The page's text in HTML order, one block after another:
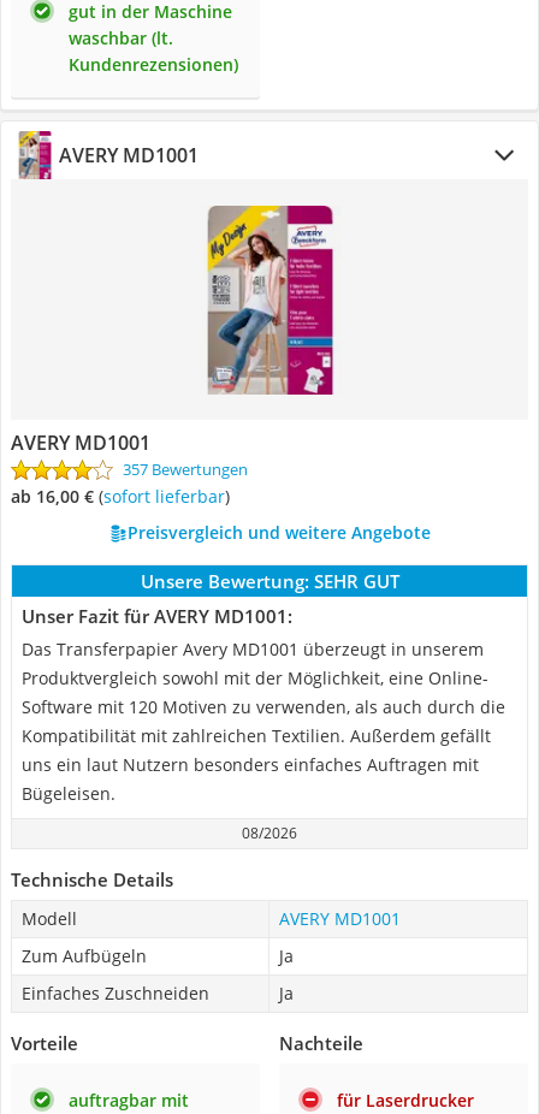
gut in der Maschine
waschbar (lt.
Kundenrezensionen)
AVERY MD1001
AVERY MD1001
357 Bewertungen
ab 16,00 € ( Sofort lieferbar)
Preisvergleich und weitere Angebote
Unsere Bewertung: SEHR GUT
Unser Fazit für AVERY MD1001:
Das Transferpapier Avery MD1001 überzeugt in unserem
Produktvergleich sowohl mit der Möglichkeit, eine Online-
Software mit 120 Motiven zu verwenden, als auch durch die
Kompatibilität mit zahlreichen Textilien. Außerdem gefällt
uns ein laut Nutzern besonders einfaches Auftragen mit
Bügeleisen.
08/2026
Technische Details
Modell
AVERY MD1001
Zum Aufbügeln
Ja
Einfaches Zuschneiden
Ja
Vorteile
auftragbar mit
Nachteile
für Laserdrucker